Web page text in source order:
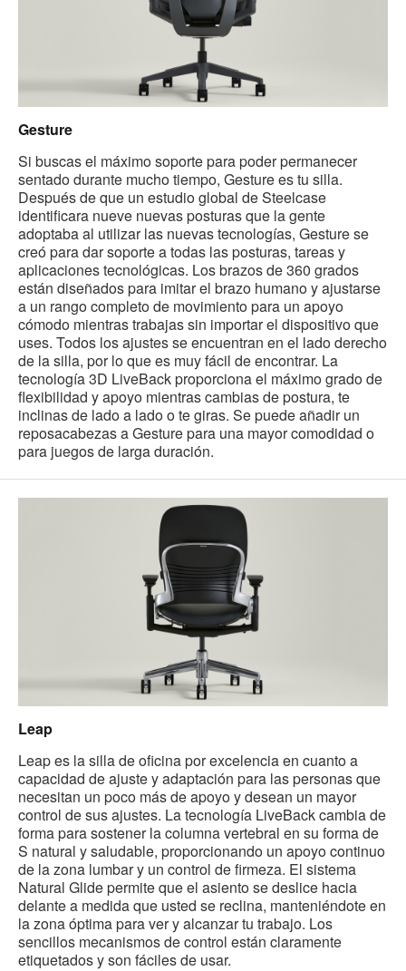
Gesture
Si buscas el máximo soporte para poder permanecer
sentado durante mucho tiempo, Gesture es tu silla.
Después de que un estudio global de Steelcase
identificara nueve nuevas posturas que la gente
adoptaba al utilizar las nuevas tecnologías, Gesture se
creó para dar soporte a todas las posturas, tareas y
aplicaciones tecnológicas. Los brazos de 360 grados
están diseñados para imitar el brazo humano y ajustarse
a un rango completo de movimiento para un apoyo
cómodo mientras trabajas sin importar el dispositivo que
uses. Todos los ajustes se encuentran en el lado derecho
de la silla, por lo que es muy fácil de encontrar. La
tecnología 3D LiveBack proporciona el máximo grado de
flexibilidad y apoyo mientras cambias de postura, te
inclinas de lado a lado o te giras. Se puede añadir un
reposacabezas a Gesture para una mayor comodidad o
para juegos de larga duración.
Leap
Leap es la silla de oficina por excelencia en cuanto a
capacidad de ajuste y adaptación para las personas que
necesitan un poco más de apoyo y desean un mayor
control de sus ajustes. La tecnología LiveBack cambia de
forma para sostener la columna vertebral en su forma de
S natural y saludable, proporcionando un apoyo continuo
de la zona lumbar y un control de firmeza. El sistema
Natural Glide permite que el asiento se deslice hacia
delante a medida que usted se reclina, manteniéndote en
la zona óptima para ver y alcanzar tu trabajo. Los
sencillos mecanismos de control están claramente
etiquetados y son fáciles de usar.